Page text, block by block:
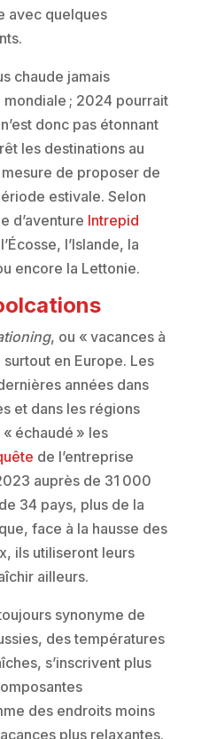
avec quelques
chaude jamais
mondiale ; 2024 pourrait
donc pas étonnant
les destinations au
de proposer de
estivale. Selon
d’aventure Intrepid
l’Islande, la
encore la Lettonie.
, ou « vacances à
en Europe. Les
années dans
et dans les régions
échaudé » les
de l’entreprise
auprès de 31 000
34 pays, plus de la
face à la hausse des
ils utiliseront leurs
ailleurs.
synonyme de
des températures
s’inscrivent plus
des endroits moins
plus relaxantes.